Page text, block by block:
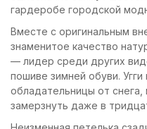
гардеробе городской
Вместе с оригинальным
знаменитое качество
— лидер среди других
пошиве зимней обуви.
обладательницы от
замерзнуть даже в